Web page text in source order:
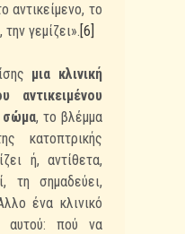
αντικείμενο, το
γεμίζει».[6]
μια κλινική
αντικειμένου
σώμα, το βλέμμα
κατοπτρικής
ή, αντίθετα,
τη σημαδεύει,
ένα κλινικό
αυτού: πού να